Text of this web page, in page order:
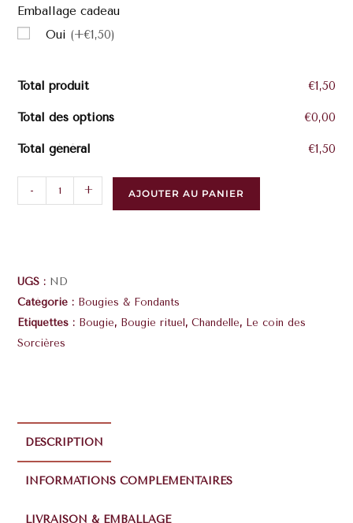
Emballage cadeau
Oui (+€1,50)
Total produit €1,50
Total des options €0,00
Total général €1,50
- + AJOUTER AU PANIER
UGS : ND
Catégorie : Bougies & Fondants
Étiquettes : Bougie, Bougie rituel ,Chandelle, Le coin des
Sorcières
DESCRIPTION
INFORMATIONS COMPLÉMENTAIRES
LIVRAISON & EMBALLAGE